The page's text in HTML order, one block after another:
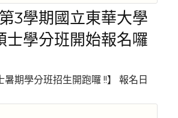
3學期國立東華大學
士學分班開始報名囉
暑期學分班招生開跑囉 !!】 報名日